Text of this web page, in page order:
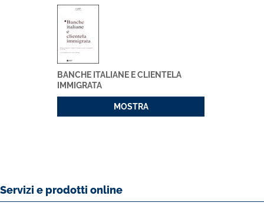
BANCHE ITALIANE E CLIENTELA
IMMIGRATA
MOSTRA
Servizi e prodotti online